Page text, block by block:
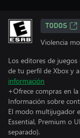
TODOS
Violencia
Los editores de
de tu perfil de Xbox y
información
+Ofrece compras en la
Información sobre
El modo multijugador
Essential, Premium o
separado).